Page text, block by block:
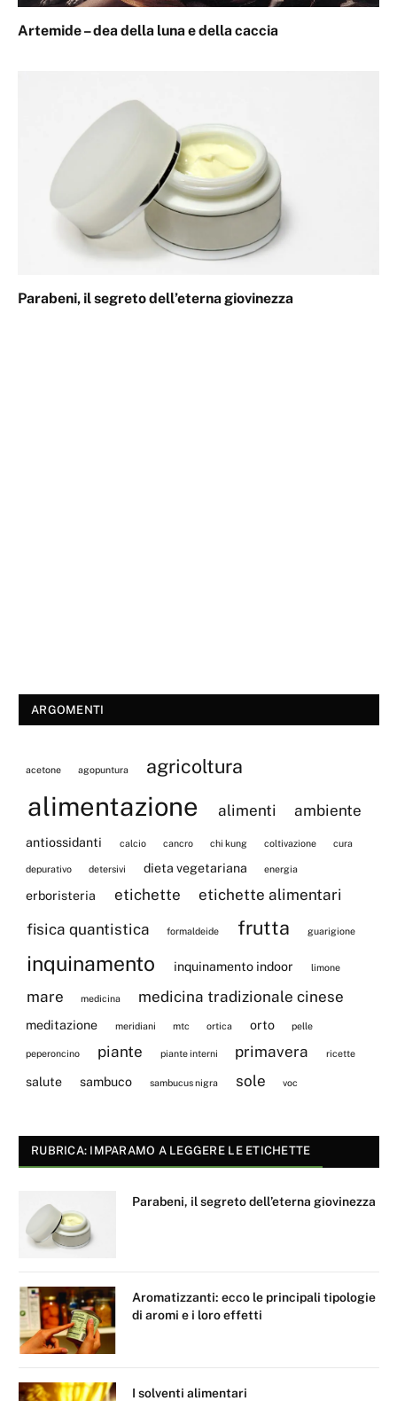
Artemide – dea della luna e della caccia
Parabeni, il segreto dell’eterna giovinezza
ARGOMENTI
acetone agopuntura agricoltura
alimentazione alimenti ambiente
antiossidanti calcio cancro chi kung coltivazione cura
depurativo detersivi dieta vegetariana energia
erboristeria etichette
etichette alimentari
fisica quantistica
formaldeide frutta guarigione
inquinamento inquinamento indoor limone
mare medicina medicina tradizionale cinese
meditazione meridiani mtc ortica orto pelle
peperoncino piante piante interni primavera ricette
salute sambuco sambucus nigra sole voc
RUBRICA: IMPARAMO A LEGGERE LE ETICHETTE
Parabeni, il segreto dell’eterna giovinezza
Aromatizzanti: ecco le principali tipologie
di aromi e i loro effetti
I solventi alimentari